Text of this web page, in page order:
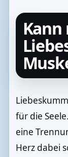
Kann
für die
eine
Herz dabei